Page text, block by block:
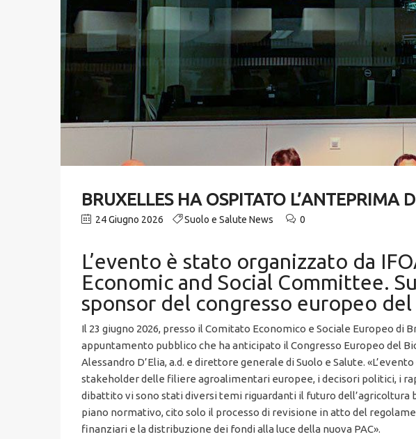
BRUXELLES HA OSPITATO L’ANTEPRIMA
24 Giugno 2026 Suolo e Salute News 0
L’evento è stato organizzato da
Economic and Social Committee.
sponsor del congresso europeo
Il 23 giugno 2026, presso il Comitato Economico e Sociale Europeo
appuntamento pubblico che ha anticipato il Congresso Europeo del
Alessandro D’Elia, a.d. e direttore generale di Suolo e Salute.
stakeholder delle filiere agroalimentari europee, i decisori politici, i
dibattito vi sono stati diversi temi riguardanti il futuro
piano normativo, cito solo il processo di revisione in atto del
finanziari e la distribuzione dei fondi alla luce della nuova PAC».